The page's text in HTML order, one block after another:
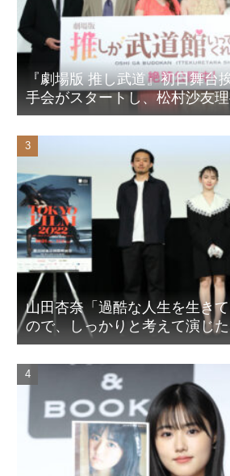
『劇場版 推し武道』初日舞台
手会がスタートし、松村沙友
ピール！？
山田杏奈「過酷な人生を生き
ので、しっかりと考えて演じ
『山女』東京国際映画祭Q&A